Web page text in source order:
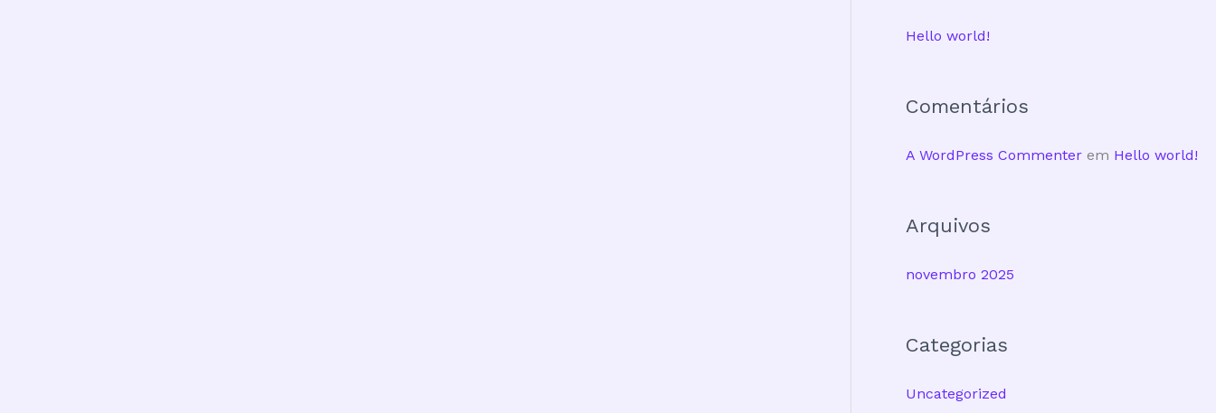
u
a
r
Hello world!
Comentários
A WordPress Commenterem Hello world!
Arquivos
novembro 2025
Categorias
Uncategorized